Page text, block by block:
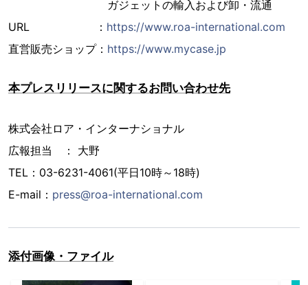
ガジェットの輸入および卸・流通
URL ： https://www.roa-international.com
直営販売ショップ： https://www.mycase.jp
本プレスリリースに関するお問い合わせ先
株式会社ロア・インターナショナル
広報担当 ： 大野
TEL：03-6231-4061(平日10時～18時)
E-mail： press@roa-international.com
添付画像・ファイル